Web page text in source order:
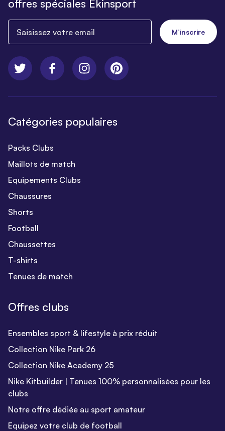
offres spéciales Ekinsport
M’inscrire
Catégories populaires
Packs Clubs
Maillots de match
Equipements Clubs
Chaussures
Shorts
Football
Chaussettes
T-shirts
Tenues de match
Offres clubs
Ensembles sport & lifestyle à prix réduit
Collection Nike Park 26
Collection Nike Academy 25
Nike Kitbuilder | Tenues 100% personnalisées pour les
clubs
Notre offre dédiée au sport amateur
Equipez votre club de football